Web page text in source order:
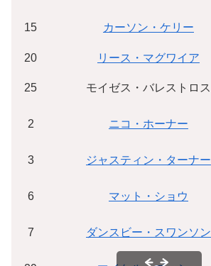
15 カーソン・ケリー
20 リース・マグワイア
25 モイゼス・バレストロス
2 ニコ・ホーナー
3 ジャスティン・ターナー
6 マット・ショウ
7 ダンスビー・スワンソン